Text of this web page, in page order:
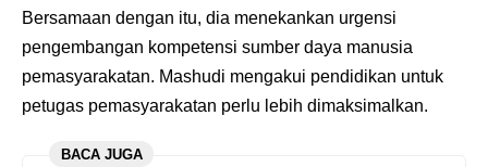
Bersamaan dengan itu, dia menekankan urgensi
pengembangan kompetensi sumber daya manusia
pemasyarakatan. Mashudi mengakui pendidikan untuk
petugas pemasyarakatan perlu lebih dimaksimalkan.
BACA JUGA